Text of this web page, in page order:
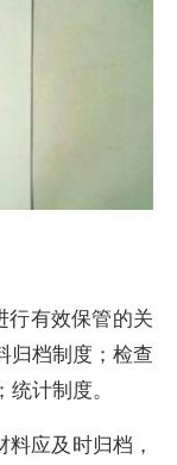
行有效保管的关
归档制度；检查
计制度。
应及时归档，